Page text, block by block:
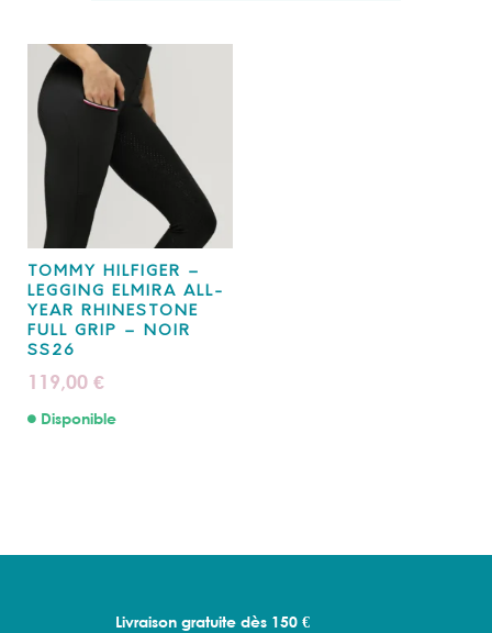
TOMMY HILFIGER –
LEGGING ELMIRA ALL-
YEAR RHINESTONE
FULL GRIP – NOIR
SS26
119,00 €
Disponible
Livraison gratuite dès 150 €